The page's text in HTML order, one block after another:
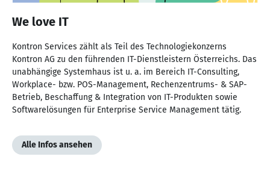
We love IT
Kontron Services zählt als Teil des Technologiekonzerns
Kontron AG zu den führenden IT-Dienstleistern Österreichs. Das
unabhängige Systemhaus ist u. a. im Bereich IT-Consulting,
Workplace- bzw. POS-Management, Rechenzentrums- & SAP-
Betrieb, Beschaffung & Integration von IT-Produkten sowie
Softwarelösungen für Enterprise Service Management tätig.
Alle Infos ansehen